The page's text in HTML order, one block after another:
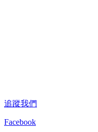
追蹤我們
Facebook